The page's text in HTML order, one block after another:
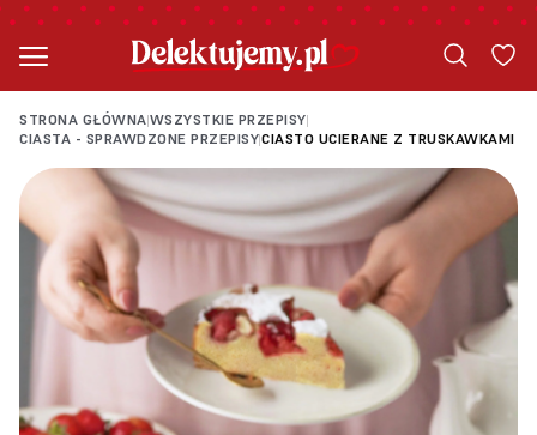
STRONA GŁÓWNA|WSZYSTKIE PRZEPISY|
CIASTA - SPRAWDZONE PRZEPISY|CIASTO UCIERANE Z TRUSKAWKAMI